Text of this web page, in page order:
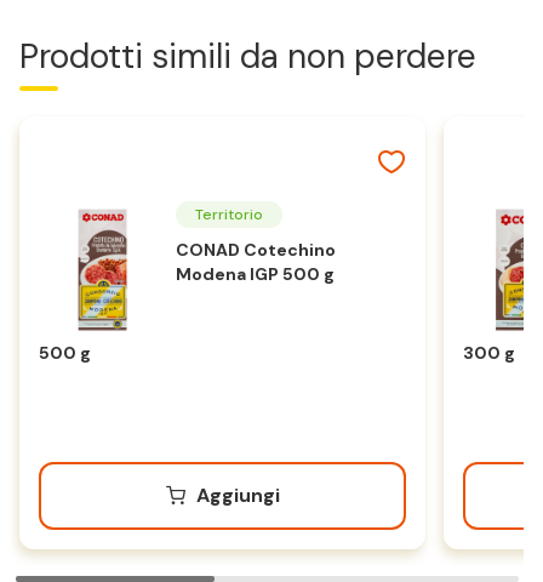
Prodotti simili da non perdere
Territorio
CONAD Cotechino
Modena IGP 500 g
500 g
Aggiungi
300 g